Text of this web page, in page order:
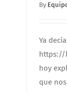
By
Ya
https://
hoy
que